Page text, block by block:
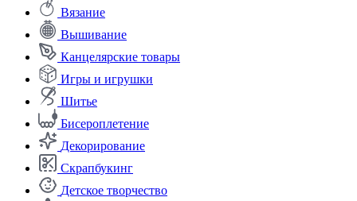
Вязание
Вышивание
Канцелярские товары
Игры и игрушки
Шитье
Бисероплетение
Декорирование
Скрапбукинг
Детское творчество